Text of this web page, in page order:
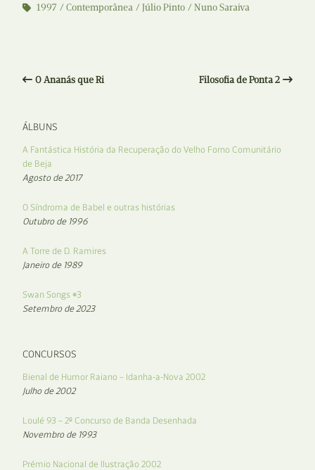
1997
Contemporânea Júlio Pinto Nuno Saraiva
O Ananás que Ri Filosofia de Ponta 2
ÁLBUNS
A Fantástica História da Recuperação do Velho Forno Comunitário
de Beja
Agosto de 2017
O Síndroma de Babel e outras histórias
Outubro de 1996
A Torre de D. Ramires
Janeiro de 1989
Swan Songs #3
Setembro de 2023
CONCURSOS
Bienal de Humor Raiano – Idanha-a-Nova 2002
Julho de 2002
Loulé 93 – 2º Concurso de Banda Desenhada
Novembro de 1993
Prémio Nacional de Ilustração 2002